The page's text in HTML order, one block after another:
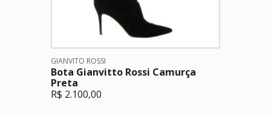
GIANVITO ROSSI
Bota Gianvitto Rossi Camurça
Preta
R$ 2.100,00